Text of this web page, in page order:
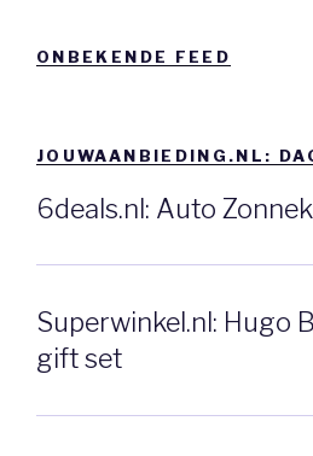
ONBEKENDE FEED
JOUWAANBIEDING.NL:
6deals.nl: Auto
Superwinkel.nl: Hugo
gift set